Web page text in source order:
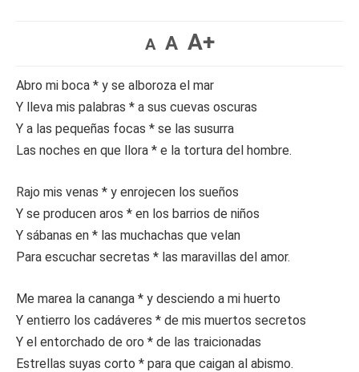
A A A+
Abro mi boca * y se alboroza el mar
Y lleva mis palabras * a sus cuevas oscuras
Y a las pequeñas focas * se las susurra
Las noches en que llora * e la tortura del hombre.
Rajo mis venas * y enrojecen los sueños
Y se producen aros * en los barrios de niños
Y sábanas en * las muchachas que velan
Para escuchar secretas * las maravillas del amor.
Me marea la cananga * y desciendo a mi huerto
Y entierro los cadáveres * de mis muertos secretos
Y el entorchado de oro * de las traicionadas
Estrellas suyas corto * para que caigan al abismo.